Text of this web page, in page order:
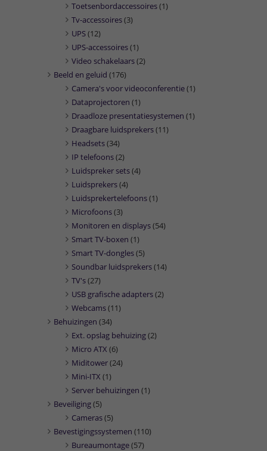
Toetsenbordaccessoires(1)
Tv-accessoires(3)
UPS(12)
UPS-accessoires(1)
Video schakelaars(2)
Beeld en geluid (176)
Camera's voor videoconferentie(1)
Dataprojectoren (1)
Draadloze presentatiesystemen (1)
Draagbare luidsprekers(11)
Headsets(34)
IP telefoons(2)
Luidspreker sets(4)
Luidsprekers(4)
Luidsprekertelefoons(1)
Microfoons(3)
Monitoren en displays(54)
Smart TV-boxen (1)
Smart TV-dongles(5)
Soundbar luidsprekers(14)
TV's(27)
USB grafische adapters(2)
Webcams(11)
Behuizingen (34)
Ext. opslag behuizing(2)
Micro ATX (6)
Miditower(24)
Mini-ITX (1)
Server behuizingen (1)
Beveiliging(5)
Cameras(5)
Bevestigingssystemen (110)
Bureaumontage(57)